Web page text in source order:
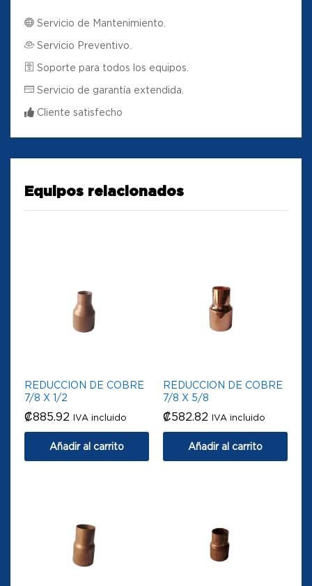
Servicio de Mantenimiento.
Servicio Preventivo.
Soporte para todos los equipos.
Servicio de garantía extendida.
Cliente satisfecho
Equipos relacionados
REDUCCION DE COBRE
7/8 X 1/2
₡885.92 IVA incluido
Añadir al carrito
REDUCCION DE COBRE
7/8 X 5/8
₡582.82 IVA incluido
Añadir al carrito